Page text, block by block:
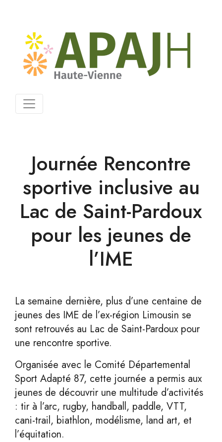
Journée Rencontre
sportive inclusive au
Lac de Saint-Pardoux
pour les jeunes de
l’IME
La semaine dernière, plus d’une centaine de
jeunes des IME de l’ex-région Limousin se
sont retrouvés au Lac de Saint-Pardoux pour
une rencontre sportive.
Organisée avec le Comité Départemental
Sport Adapté 87, cette journée a permis aux
jeunes de découvrir une multitude d’activités
: tir à l’arc, rugby, handball, paddle, VTT,
cani-trail, biathlon, modélisme, land art, et
l’équitation.